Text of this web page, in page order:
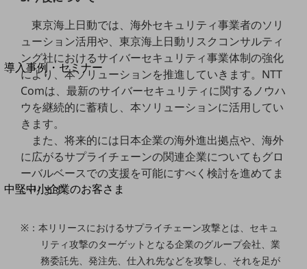
別ウィンドウで開きます
サービスをご利用中のお客さま
導入事例・セミナー
導入事例TOP
最新の導入事例や注目の導入事例をご紹介します
セミナー
開催・出展する各種セミナー、イベント情報をご紹介します
中堅中小企業のお客さま
ビジネスお役立ち情報
旬な話題やお役立ち資料などDXの課題を
解決するヒントをお届けする記事サイト
東京海上日動では、海外セキュリティ事業者のソリ
ューション活用や、東京海上日動リスクコンサルティ
ング社におけるサイバーセキュリティ事業体制の強化
により、本ソリューションを推進していきます。NTT
Comは、最新のサイバーセキュリティに関するノウハ
ウを継続的に蓄積し、本ソリューションに活用してい
きます。
また、将来的には日本企業の海外進出拠点や、海外
に広がるサプライチェーンの関連企業についてもグロ
ーバルベースでの支援を可能にすべく検討を進めてま
いります。
※：本リリースにおけるサプライチェーン攻撃とは、セキュ
リティ攻撃のターゲットとなる企業のグループ会社、業
務委託先、発注先、仕入れ先などを攻撃し、それを足が